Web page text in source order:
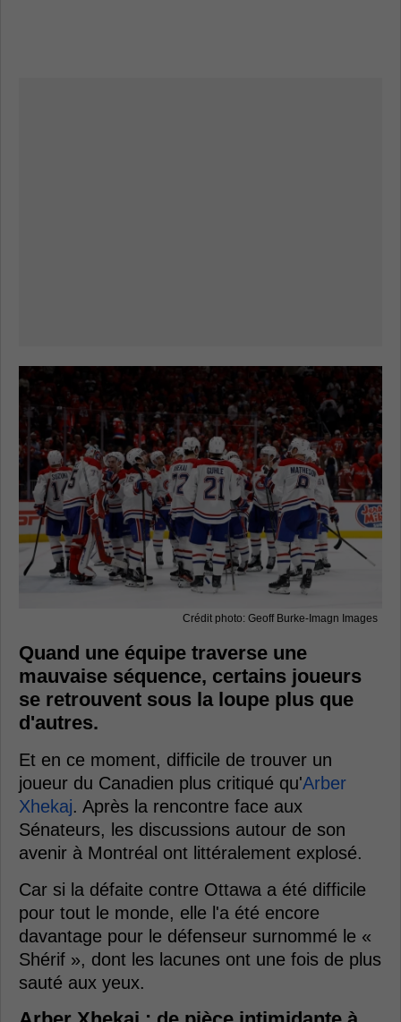
Crédit photo: Geoff Burke-Imagn Images
Quand une équipe traverse une
mauvaise séquence, certains joueurs
se retrouvent sous la loupe plus que
d'autres.
Et en ce moment, difficile de trouver un
joueur du Canadien plus critiqué qu'Arber
Xhekaj. Après la rencontre face aux
Sénateurs, les discussions autour de son
avenir à Montréal ont littéralement explosé.
Car si la défaite contre Ottawa a été difficile
pour tout le monde, elle l'a été encore
davantage pour le défenseur surnommé le «
Shérif », dont les lacunes ont une fois de plus
sauté aux yeux.